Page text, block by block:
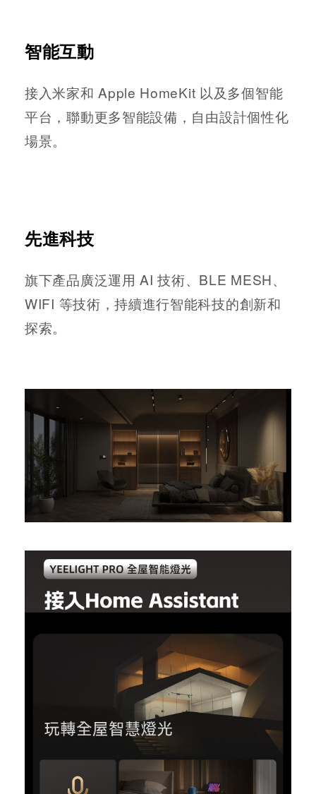
智能互動
接入米家和 Apple HomeKit 以及多個智能
平台，聯動更多智能設備，自由設計個性化
場景。
先進科技
旗下產品廣泛運用 AI 技術、BLE MESH、
WIFI 等技術，持續進行智能科技的創新和
探索。